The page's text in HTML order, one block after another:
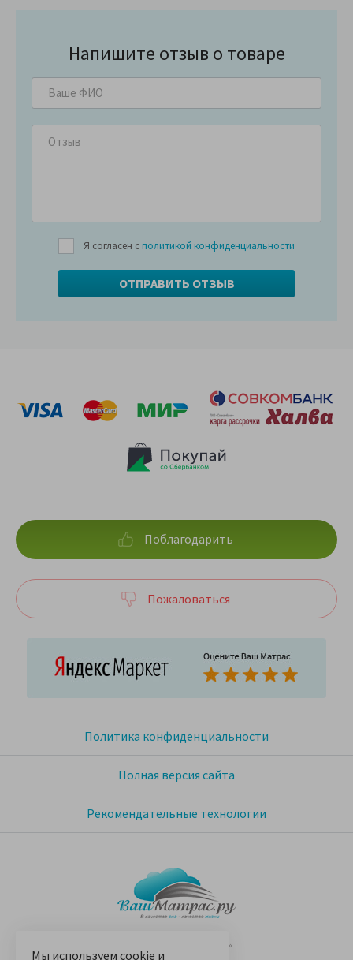
Напишите отзыв о товаре
Я согласен с политикой конфиденциальности
© 2005-2026 «Ваш матрас»
Политика конфиденциальности
Полная версия сайта
Рекомендательные технологии
Поблагодарить
Пожаловаться
Мы используем cookie и